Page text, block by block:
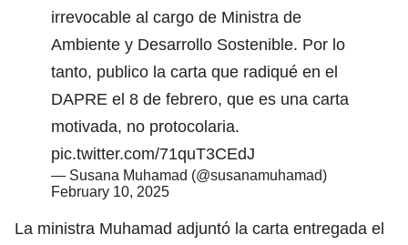
irrevocable al cargo de Ministra de
Ambiente y Desarrollo Sostenible. Por lo
tanto, publico la carta que radiqué en el
DAPRE el 8 de febrero, que es una carta
motivada, no protocolaria.
pic.twitter.com/71quT3CEdJ
— Susana Muhamad (@susanamuhamad)
February 10, 2025
La ministra Muhamad adjuntó la carta entregada el